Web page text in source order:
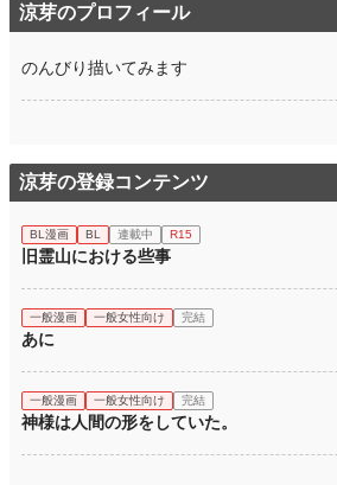
涼芽のプロフィール
のんびり描いてみます
涼芽の登録コンテンツ
BL漫画 BL 連載中 R15
旧霊山における些事
一般漫画 一般女性向け 完結
あに
一般漫画 一般女性向け 完結
神様は人間の形をしていた。